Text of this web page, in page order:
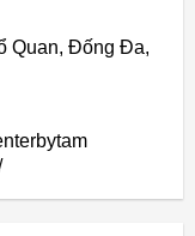
Quan, Đống Đa,